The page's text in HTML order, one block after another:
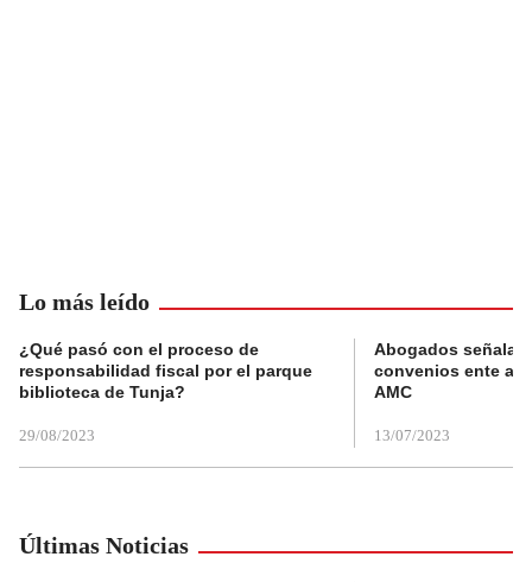
Lo más leído
¿Qué pasó con el proceso de
responsabilidad fiscal por el parque
biblioteca de Tunja?
29/08/2023
Abogados
convenios ente
AMC
13/07/2023
Últimas Noticias